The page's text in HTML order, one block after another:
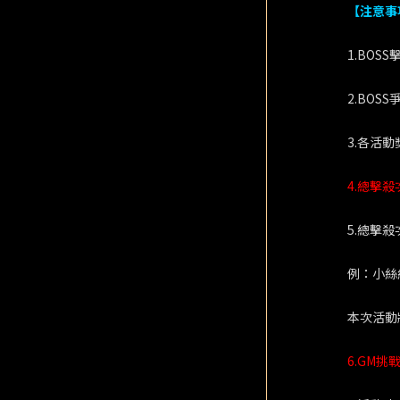
【注意事
1.BOSS
2.BOSS
3.各活動
4.總擊殺
5.總擊殺
例：小
本次活
6.GM挑